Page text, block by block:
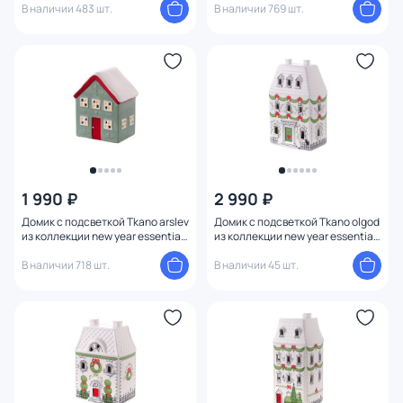
В наличии 483 шт.
В наличии 769 шт.
1 990 ₽
Домик с подсветкой Tkano arslev
из коллекции new year essential,
В наличии 718 шт.
2 990 ₽
Домик с подсветкой Tkano olgod
из коллекции new year essential,
В наличии 45 шт.